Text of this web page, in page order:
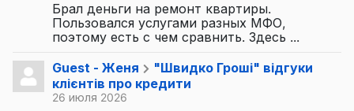
Брал деньги на ремонт квартиры.
Пользовался услугами разных МФО,
поэтому есть с чем сравнить. Здесь ...
Guest - Женя
"Швидко Гроші" відгуки
клієнтів про кредити
26 июля 2026